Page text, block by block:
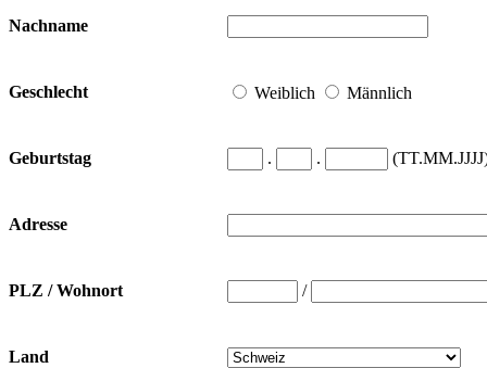
Nachname
Geschlecht Weiblich Männlich
Geburtstag . .
Adresse
PLZ / Wohnort /
Land